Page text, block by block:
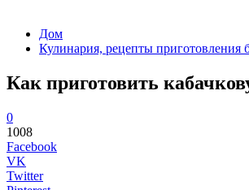
Дом
Кулинария, рецепты приготовления
Как приготовить
0
1008
Facebook
VK
Twitter